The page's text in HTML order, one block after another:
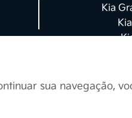
parceiros de negócio
de acordo com
Kia
sua navegação,